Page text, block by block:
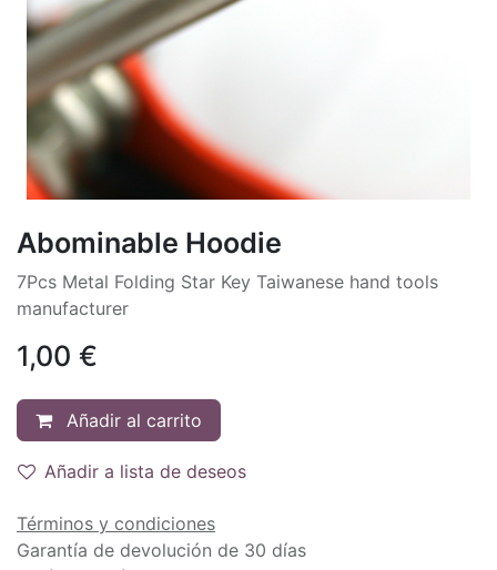
Abominable Hoodie
7Pcs Metal Folding Star Key Taiwanese hand tools
manufacturer
1,00 €
Añadir al carrito
Añadir a lista de deseos
Términos y condiciones
Garantía de devolución de 30 días